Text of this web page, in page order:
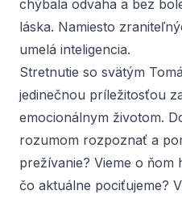
chýbala odvaha a bez
láska. Namiesto
umelá inteligencia.
Stretnutie so svätým
jedinečnou príležitosťou
emocionálnym životom.
rozumom rozpoznať a
prežívanie? Vieme o
čo aktuálne pociťujeme?